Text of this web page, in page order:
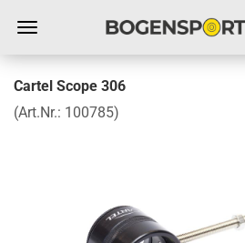
Cartel Scope 306
(Art.Nr.: 100785)